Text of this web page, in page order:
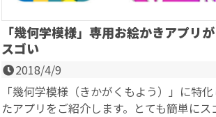
「幾何学模様」専用お絵かきアプリが
スゴい
2018/4/9
「幾何学模様（きかがくもよう）」に特化
たアプリをご紹介します。とても簡単にス